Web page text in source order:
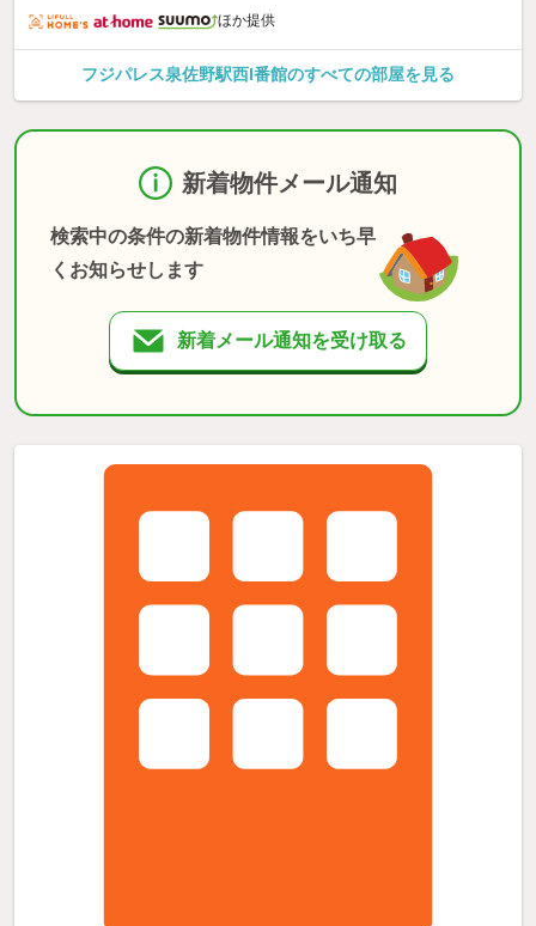
ほか提供
フジパレス泉佐野駅西I番館のすべての部屋を見る
新着物件メール通知
検索中の条件の新着物件情報をいち早
くお知らせします
新着メール通知を受け取る